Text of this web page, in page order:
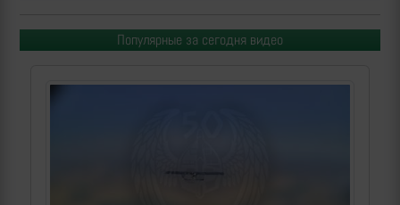
Популярные за сегодня видео